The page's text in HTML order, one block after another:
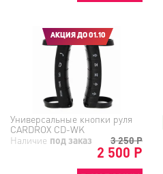
АКЦИЯ ДО 01.10
Универсальные кнопки руля
CARDROX CD-WK
3 250Р
2 500 Р
Наличие под заказ